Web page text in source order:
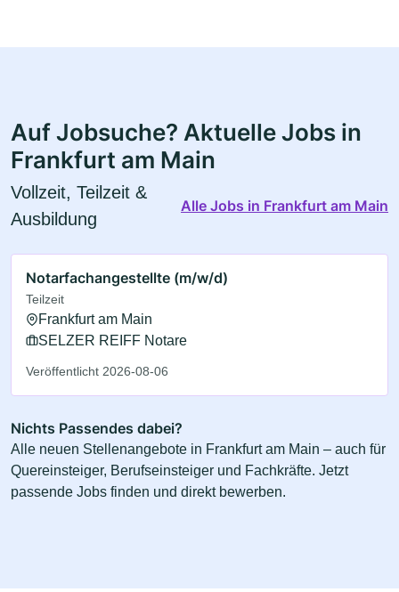
Auf Jobsuche? Aktuelle Jobs in
Frankfurt am Main
Vollzeit, Teilzeit &
Ausbildung
Alle Jobs in Frankfurt am Main
Notarfachangestellte (m/w/d)
Teilzeit
Frankfurt am Main
SELZER REIFF Notare
Veröffentlicht 2026-08-06
Nichts Passendes dabei?
Alle neuen Stellenangebote in Frankfurt am Main – auch für
Quereinsteiger, Berufseinsteiger und Fachkräfte. Jetzt
passende Jobs finden und direkt bewerben.